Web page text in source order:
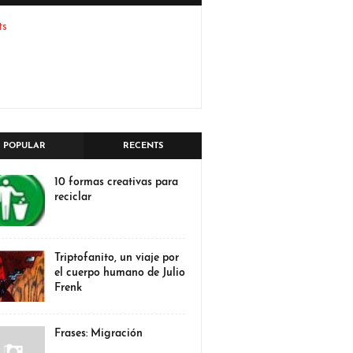
POPULAR RECENTS
10 formas creativas para
reciclar
Triptofanito, un viaje por
el cuerpo humano de Julio
Frenk
Frases: Migración